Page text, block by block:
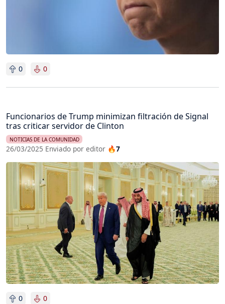
0 0
Funcionarios de Trump minimizan filtración de Signal
tras criticar servidor de Clinton
NOTICIAS DE LA COMUNIDAD
26/03/2025 Enviado por editor 🔥7
Imagen
0 0